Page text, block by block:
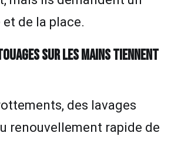
de la place.
SUR LES MAINS TIENNENT
des lavages
renouvellement rapide de